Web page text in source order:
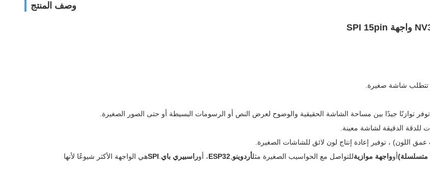
وصف المنتج
تتطلب شاشة صغيرة.
توفر توازنًا جيدًا بين مساحة الشاشة الحقيقية والوضوح لعرض النص أو الرسومات البسيطة أو حتى الصور الصغيرة.
الدقيقة لشاشة معينة.
أوواجهة موازيةللتواصل مع الحواسيب الصغيرة مثلأردوينو ESP32، أوراسبيري باي SPIهي الواجهة الأكثر شيوعًا لأنها